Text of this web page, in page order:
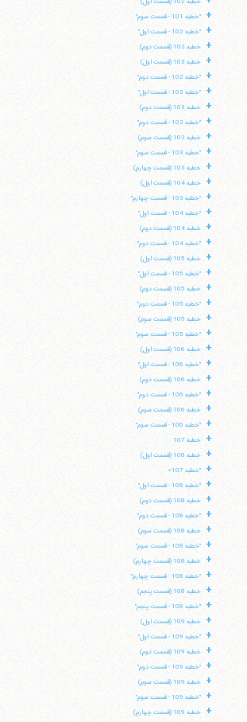
+ "خطبه 101 - قسمت سوم"
+ "خطبه 102 - قسمت اول"
+ خطبه 102 (قسمت دوم)
+ خطبه 103 (قسمت اول)
+ "خطبه 102 - قسمت دوم"
+ "خطبه 103 - قسمت اول"
+ خطبه 103 (قسمت دوم)
+ "خطبه 103 - قسمت دوم"
+ خطبه 103 (قسمت سوم)
+ "خطبه 103 - قسمت سوم"
+ خطبه 103 (قسمت چهارم)
+ خطبه 104 (قسمت اول)
+ "خطبه 103 - قسمت چهارم"
+ "خطبه 104 - قسمت اول"
+ خطبه 104 (قسمت دوم)
+ "خطبه 104 - قسمت دوم"
+ خطبه 105 (قسمت اول)
+ "خطبه 105 - قسمت اول"
+ خطبه 105 (قسمت دوم)
+ "خطبه 105 - قسمت دوم"
+ خطبه 105 (قسمت سوم)
+ "خطبه 105 - قسمت سوم"
+ خطبه 106 (قسمت اول)
+ "خطبه 106 - قسمت اول"
+ خطبه 106 (قسمت دوم)
+ "خطبه 106 - قسمت دوم"
+ خطبه 106 (قسمت سوم)
+ "خطبه 106 - قسمت سوم"
+ خطبه 107
+ خطبه 108 (قسمت اول)
+ "خطبه 107»
+ "خطبه 108 - قسمت اول"
+ خطبه 108 (قسمت دوم)
+ "خطبه 108 - قسمت دوم"
+ خطبه 108 (قسمت سوم)
+ "خطبه 108 - قسمت سوم"
+ خطبه 108 (قسمت چهارم)
+ "خطبه 108 - قسمت چهارم"
+ خطبه 108 (قسمت پنجم)
+ "خطبه 108 - قسمت پنجم"
+ خطبه 109 (قسمت اول)
+ "خطبه 109 - قسمت اول"
+ خطبه 109 (قسمت دوم)
+ "خطبه 109 - قسمت دوم"
+ خطبه 109 (قسمت سوم)
+ "خطبه 109 - قسمت سوم"
+ خطبه 109 (قسمت چهارم)